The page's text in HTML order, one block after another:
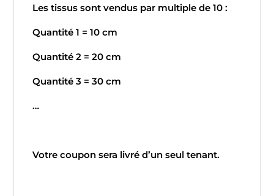
Les tissus sont vendus par multiple de 10 :
Quantité 1 = 10 cm
Quantité 2 = 20 cm
Quantité 3 = 30 cm
…
Votre coupon sera livré d’un seul tenant.